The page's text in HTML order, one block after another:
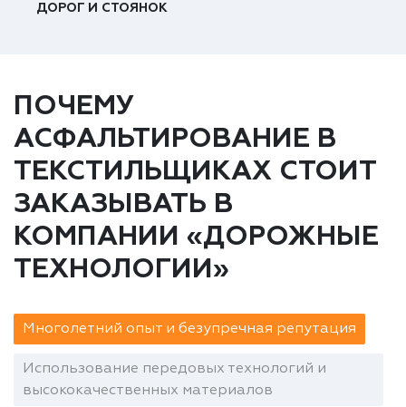
ДОРОГ И СТОЯНОК
ПОЧЕМУ
АСФАЛЬТИРОВАНИЕ В
ТЕКСТИЛЬЩИКАХ СТОИТ
ЗАКАЗЫВАТЬ В
КОМПАНИИ «ДОРОЖНЫЕ
ТЕХНОЛОГИИ»
Многолетний опыт и безупречная репутация
Использование передовых технологий и
высококачественных материалов